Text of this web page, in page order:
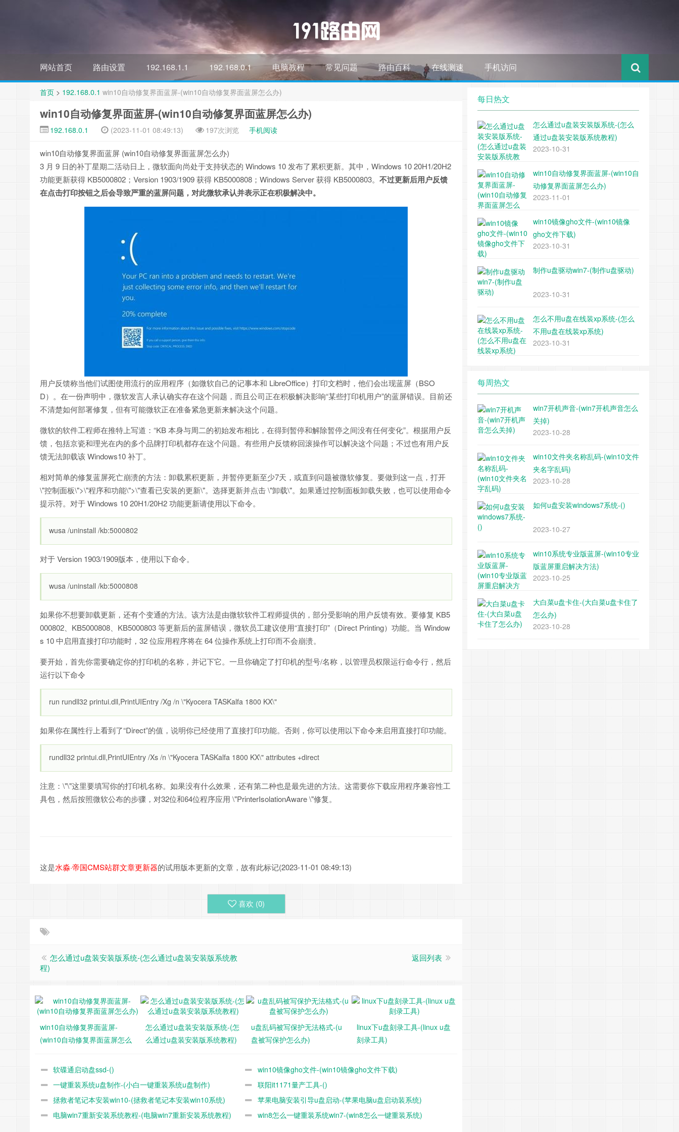
网站首页 路由设置 192.168.1.1 192.168.0.1 电脑教程 常见问题 路由百科 在线测速 手机访问
首页 > 192.168.0.1 win10自动修复界面蓝屏-(win10自动修复界面蓝屏怎么办)
win10自动修复界面蓝屏-(win10自动修复界面蓝屏怎么办)
192.168.0.1 (2023-11-01 08:49:13) 197次浏览 手机阅读
win10自动修复界面蓝屏 (win10自动修复界面蓝屏怎么办)
3 月 9 日的补丁星期二活动日上，微软面向尚处于支持状态的 Windows 10 发布了累积更新。其中，Windows 10 20H1/20H2
功能更新获得 KB5000802；Version 1903/1909 获得 KB5000808；Windows Server 获得 KB5000803。 不过更新后用户反馈
在点击打印按钮之后会导致严重的蓝屏问题，对此微软承认并表示正在积极解决中。
用户反馈称当他们试图使用流行的应用程序（如微软自己的记事本和 LibreOffice）打印文档时，他们会出现蓝屏（BSO
D）。在一份声明中，微软发言人承认确实存在这个问题，而且公司正在积极解决影响“某些打印机用户”的蓝屏错误。目前还
不清楚如何部署修复，但有可能微软正在准备紧急更新来解决这个问题。
微软的软件工程师在推特上写道：“KB 本身与周二的初始发布相比，在得到暂停和解除暂停之间没有任何变化”。根据用户反
馈，包括京瓷和理光在内的多个品牌打印机都存在这个问题。有些用户反馈称回滚操作可以解决这个问题；不过也有用户反
馈无法卸载该 Windows10 补丁。
相对简单的修复蓝屏死亡崩溃的方法：卸载累积更新，并暂停更新至少7天，或直到问题被微软修复。要做到这一点，打开
\"控制面板\">\"程序和功能\">\"查看已安装的更新\"。选择更新并点击 \"卸载\"。如果通过控制面板卸载失败，也可以使用命令
提示符。对于 Windows 10 20H1/20H2 功能更新请使用以下命令。
wusa /uninstall /kb:5000802
对于 Version 1903/1909版本，使用以下命令。
wusa /uninstall /kb:5000808
如果你不想要卸载更新，还有个变通的方法。该方法是由微软软件工程师提供的，部分受影响的用户反馈有效。要修复 KB5
000802、KB5000808、KB5000803 等更新后的蓝屏错误，微软员工建议使用“直接打印”（Direct Printing）功能。当 Window
s 10 中启用直接打印功能时，32 位应用程序将在 64 位操作系统上打印而不会崩溃。
要开始，首先你需要确定你的打印机的名称，并记下它。一旦你确定了打印机的型号/名称，以管理员权限运行命令行，然后
运行以下命令
run rundll32 printui.dll,PrintUIEntry /Xg /n \"Kyocera TASKalfa 1800 KX\"
如果你在属性行上看到了“Direct”的值，说明你已经使用了直接打印功能。否则，你可以使用以下命令来启用直接打印功能。
rundll32 printui.dll,PrintUIEntry /Xs /n \"Kyocera TASKalfa 1800 KX\" attributes +direct
注意：\"\"这里要填写你的打印机名称。如果没有什么效果，还有第二种也是最先进的方法。这需要你下载应用程序兼容性工
具包，然后按照微软公布的步骤，对32位和64位程序应用 \"PrinterIsolationAware \"修复。
这是水淼·帝国CMS站群文章更新器的试用版本更新的文章，故有此标记(2023-11-01 08:49:13)
喜欢 (0)
怎么通过u盘装安装版系统-(怎么通过u盘装安装版系统教
程)
返回列表
win10自动修复界面蓝屏-
(win10自动修复界面蓝屏怎么
怎么通过u盘装安装版系统-(怎
么通过u盘装安装版系统教程)
u盘乱码被写保护无法格式-(u
盘被写保护怎么办)
linux下u盘刻录工具-(linux u盘
刻录工具)
软碟通启动盘ssd-()
win10镜像gho文件-(win10镜像gho文件下载)
一键重装系统u盘制作-(小白一键重装系统u盘制作)
联阳it1171量产工具-()
拯救者笔记本安装win10-(拯救者笔记本安装win10系统)
苹果电脑安装引导u盘启动-(苹果电脑u盘启动装系统)
电脑win7重新安装系统教程-(电脑win7重新安装系统教程)
win8怎么一键重装系统win7-(win8怎么一键重装系统)
每日热文
怎么通过u盘装安装版系统-(怎么
通过u盘装安装版系统教程)
2023-10-31
win10自动修复界面蓝屏-(win10自
动修复界面蓝屏怎么办)
2023-11-01
win10镜像gho文件-(win10镜像
gho文件下载)
2023-10-31
制作u盘驱动win7-(制作u盘驱动)
2023-10-31
怎么不用u盘在线装xp系统-(怎么
不用u盘在线装xp系统)
2023-10-31
每周热文
win7开机声音-(win7开机声音怎么
关掉)
2023-10-28
win10文件夹名称乱码-(win10文件
夹名字乱码)
2023-10-28
如何u盘安装windows7系统-()
2023-10-27
win10系统专业版蓝屏-(win10专业
版蓝屏重启解决方法)
2023-10-25
大白菜u盘卡住-(大白菜u盘卡住了
怎么办)
2023-10-28